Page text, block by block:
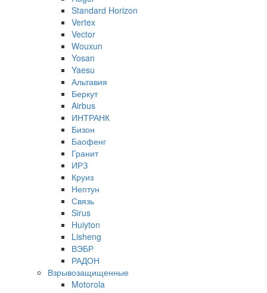
Standard Horizon
Vertex
Vector
Wouxun
Yosan
Yaesu
Альтавия
Беркут
Airbus
ИНТРАНК
Бизон
Баофенг
Гранит
ИРЗ
Круиз
Нептун
Связь
Sirus
Huiyton
Lisheng
ВЭБР
РАДОН
Взрывозащищенные
Motorola